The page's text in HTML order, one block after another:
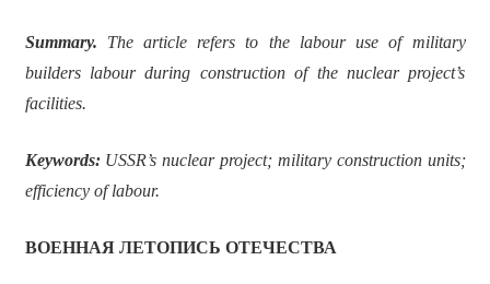
Summary. The article refers to the labour use of military
builders labour during construction of the nuclear project’s
facilities.
Keywords:USSR’s nuclear project; military construction units;
efficiency of labour.
ВОЕННАЯ ЛЕТОПИСЬ ОТЕЧЕСТВА